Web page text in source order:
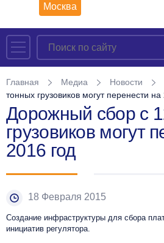
Москва
Главная Медиа Новости
тонных грузовиков могут перенести на
Дорожный сбор с
грузовиков могут
2016 год
18 Февраля 2015
Создание инфраструктуры для сбора
инициатив регулятора.